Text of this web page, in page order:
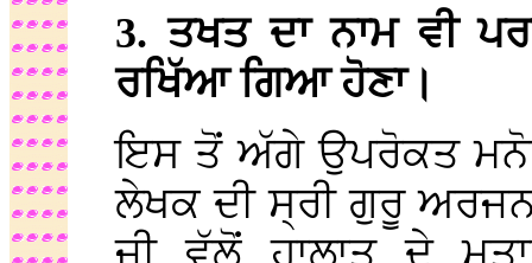
3. ਤਖਤ ਦਾ ਨਾਮ ਵੀ
ਰਖਿੱਆ ਗਿਆ ਹੋਣਾ।
ਇਸ ਤੋਂ ਅੱਗੇ ਉਪਰੋਕਤ
ਲੇਖਕ ਦੀ ਸ੍ਰੀ ਗੁਰੂ
ਜੀ ਵੱਲੋਂ ਹਾਲਾਤ ਦੇ